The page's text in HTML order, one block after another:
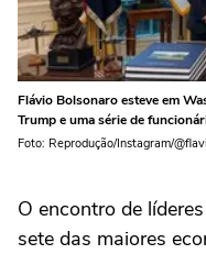
Flávio Bolsonaro esteve em
Trump e uma série de
Foto: Reprodução/Instagram/
O encontro de
sete das maiores